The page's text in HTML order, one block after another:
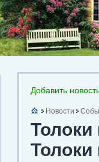
Добавить
Новости
Толоки
Толоки